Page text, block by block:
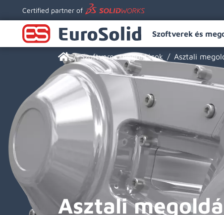
Certified partner of
Szoftverek és
Szoftveres megoldások Asztali
Asztali